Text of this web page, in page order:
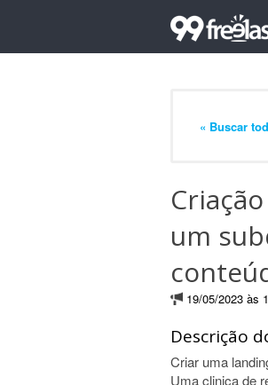
« Buscar
um
19/05/2023 às
Descrição
Criar uma
Uma clinica de